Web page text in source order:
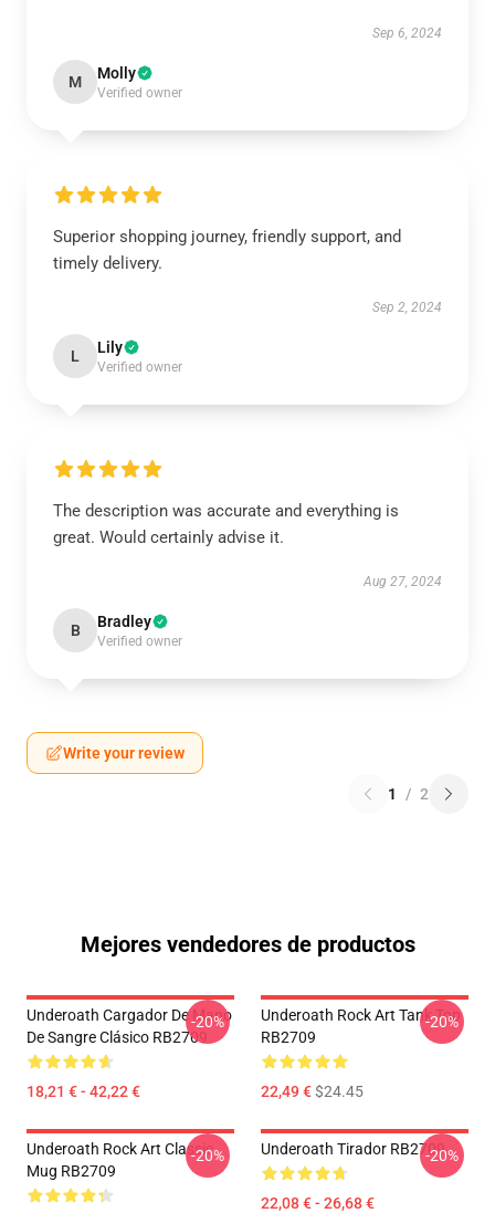
Sep 6, 2024
M Molly
Verified owner
Superior shopping journey, friendly support, and
timely delivery.
Sep 2, 2024
L Lily
Verified owner
The description was accurate and everything is
great. Would certainly advise it.
Aug 27, 2024
B Bradley
Verified owner
Write your review
1 / 2
Mejores vendedores de productos
Underoath Cargador De Mano
De Sangre Clásico RB2709
18,21 € - 42,22 €
-20%
Underoath Rock Art Tank Top
RB2709
22,49 €$24.45
-20%
Underoath Rock Art Classic
Mug RB2709
-20% Underoath Tirador RB2709
22,08 € - 26,68 €
-20%